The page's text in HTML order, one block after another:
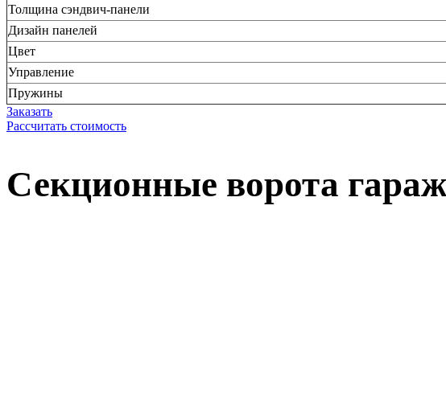
Толщина сэндвич-панели
Дизайн панелей
Цвет
Управление
Пружины
Заказать
Рассчитать стоимость
Секционные ворота